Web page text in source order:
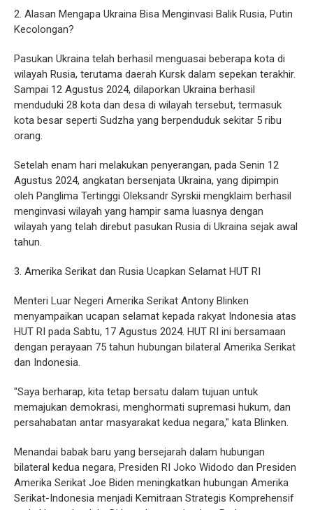
2. Alasan Mengapa Ukraina Bisa Menginvasi Balik Rusia, Putin
Kecolongan?
Pasukan Ukraina telah berhasil menguasai beberapa kota di
wilayah Rusia, terutama daerah Kursk dalam sepekan terakhir.
Sampai 12 Agustus 2024, dilaporkan Ukraina berhasil
menduduki 28 kota dan desa di wilayah tersebut, termasuk
kota besar seperti Sudzha yang berpenduduk sekitar 5 ribu
orang.
Setelah enam hari melakukan penyerangan, pada Senin 12
Agustus 2024, angkatan bersenjata Ukraina, yang dipimpin
oleh Panglima Tertinggi Oleksandr Syrskii mengklaim berhasil
menginvasi wilayah yang hampir sama luasnya dengan
wilayah yang telah direbut pasukan Rusia di Ukraina sejak awal
tahun.
3. Amerika Serikat dan Rusia Ucapkan Selamat HUT RI
Menteri Luar Negeri Amerika Serikat Antony Blinken
menyampaikan ucapan selamat kepada rakyat Indonesia atas
HUT RI pada Sabtu, 17 Agustus 2024. HUT RI ini bersamaan
dengan perayaan 75 tahun hubungan bilateral Amerika Serikat
dan Indonesia.
"Saya berharap, kita tetap bersatu dalam tujuan untuk
memajukan demokrasi, menghormati supremasi hukum, dan
persahabatan antar masyarakat kedua negara," kata Blinken.
Menandai babak baru yang bersejarah dalam hubungan
bilateral kedua negara, Presiden RI Joko Widodo dan Presiden
Amerika Serikat Joe Biden meningkatkan hubungan Amerika
Serikat-Indonesia menjadi Kemitraan Strategis Komprehensif